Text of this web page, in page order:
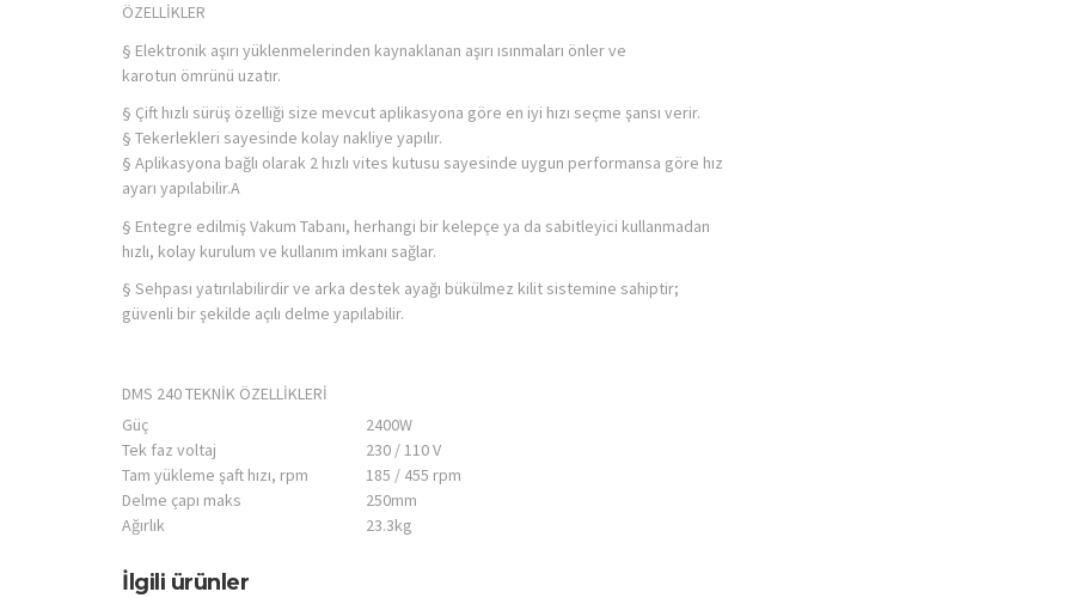
ÖZELLİKLER
§ Elektronik aşırı yüklenmelerinden kaynaklanan aşırı ısınmaları önler ve
karotun ömrünü uzatır.
§ Çift hızlı sürüş özelliği size mevcut aplikasyona göre en iyi hızı seçme şansı verir.
§ Tekerlekleri sayesinde kolay nakliye yapılır.
§ Aplikasyona bağlı olarak 2 hızlı vites kutusu sayesinde uygun performansa göre hız
ayarı yapılabilir.A
§ Entegre edilmiş Vakum Tabanı, herhangi bir kelepçe ya da sabitleyici kullanmadan
hızlı, kolay kurulum ve kullanım imkanı sağlar.
§ Sehpası yatırılabilirdir ve arka destek ayağı bükülmez kilit sistemine sahiptir;
güvenli bir şekilde açılı delme yapılabilir.
DMS 240 TEKNİK ÖZELLİKLERİ
Güç
2400W
Tek faz voltaj
230 / 110 V
Tam yükleme şaft hızı, rpm
185 / 455 rpm
Delme çapı maks
250mm
Ağırlık
23.3kg
İlgili ürünler